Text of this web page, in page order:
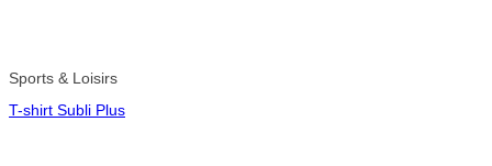
Sports & Loisirs
T-shirt Subli Plus